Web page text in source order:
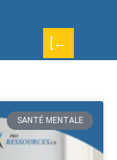
[←
SANTÉ MENTALE